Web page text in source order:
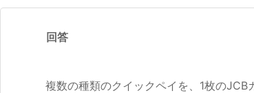
回答
複数の種類のクイックペイを、1枚のJCB